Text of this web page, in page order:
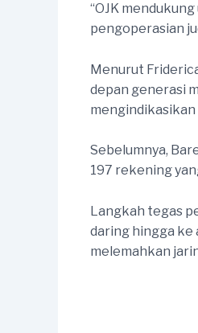
“OJK
pengoperasian
Menurut
depan generasi
Sebelumnya,
197 rekening
Langkah tegas
daring hingga ke
melemahkan